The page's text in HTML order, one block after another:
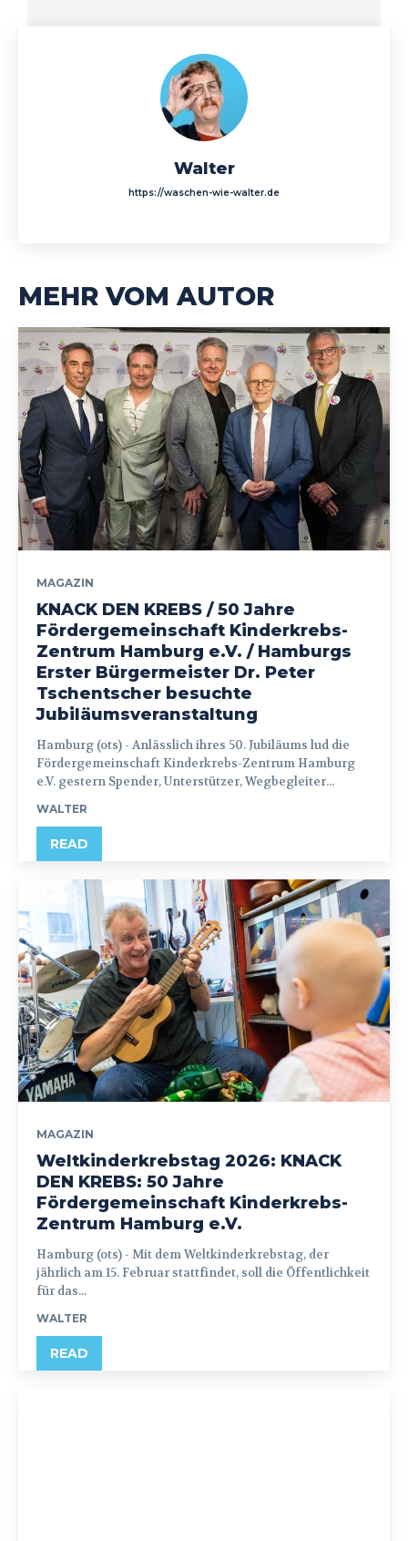
Walter
https://waschen-wie-walter.de
MEHR VOM AUTOR
MAGAZIN
KNACK DEN KREBS / 50 Jahre
Fördergemeinschaft Kinderkrebs-
Zentrum Hamburg e.V. / Hamburgs
Erster Bürgermeister Dr. Peter
Tschentscher besuchte
Jubiläumsveranstaltung
Hamburg (ots) - Anlässlich ihres 50. Jubiläums lud die
Fördergemeinschaft Kinderkrebs-Zentrum Hamburg
e.V. gestern Spender, Unterstützer, Wegbegleiter...
WALTER
READ
MAGAZIN
Weltkinderkrebstag 2026: KNACK
DEN KREBS: 50 Jahre
Fördergemeinschaft Kinderkrebs-
Zentrum Hamburg e.V.
Hamburg (ots) - Mit dem Weltkinderkrebstag, der
jährlich am 15. Februar stattfindet, soll die Öffentlichkeit
für das...
WALTER
READ